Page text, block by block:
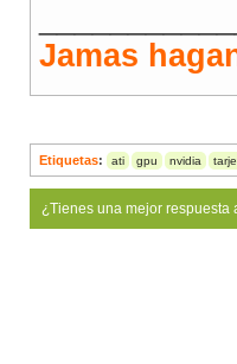
Jamas
Etiquetas: ati gpu nvidia
¿Tienes una mejor respuesta